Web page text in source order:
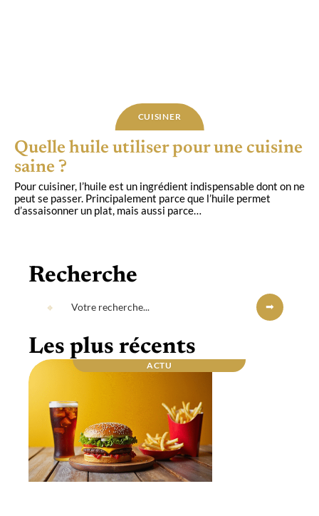
CUISINER
Quelle huile utiliser pour une cuisine
saine ?
Pour cuisiner, l’huile est un ingrédient indispensable dont on ne
peut se passer. Principalement parce que l’huile permet
d’assaisonner un plat, mais aussi parce…
Recherche
Les plus récents
ACTU